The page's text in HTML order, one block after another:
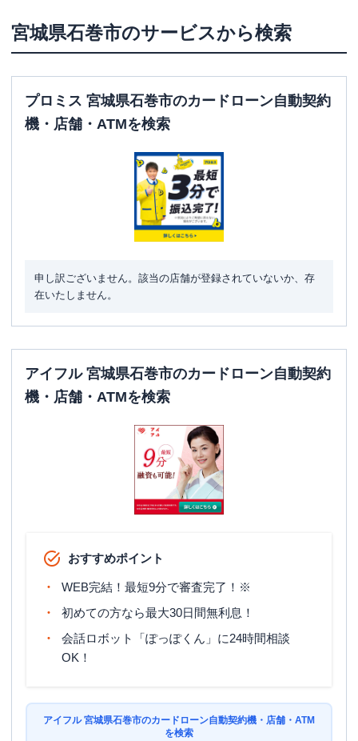
宮城県石巻市のサービスから検索
プロミス 宮城県石巻市のカードローン自動契約
機・店舗・ATMを検索
申し訳ございません。該当の店舗が登録されていないか、存
在いたしません。
アイフル 宮城県石巻市のカードローン自動契約
機・店舗・ATMを検索
おすすめポイント
WEB完結！最短9分で審査完了！※
初めての方なら最大30日間無利息！
会話ロボット「ぽっぽくん」に24時間相談
OK！
アイフル 宮城県石巻市のカードローン自動契約機・店舗・ATM
を検索